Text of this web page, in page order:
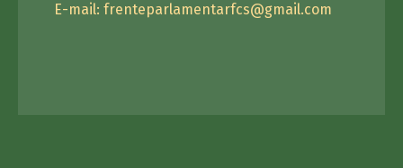
E-mail: frenteparlamentarfcs@gmail.com